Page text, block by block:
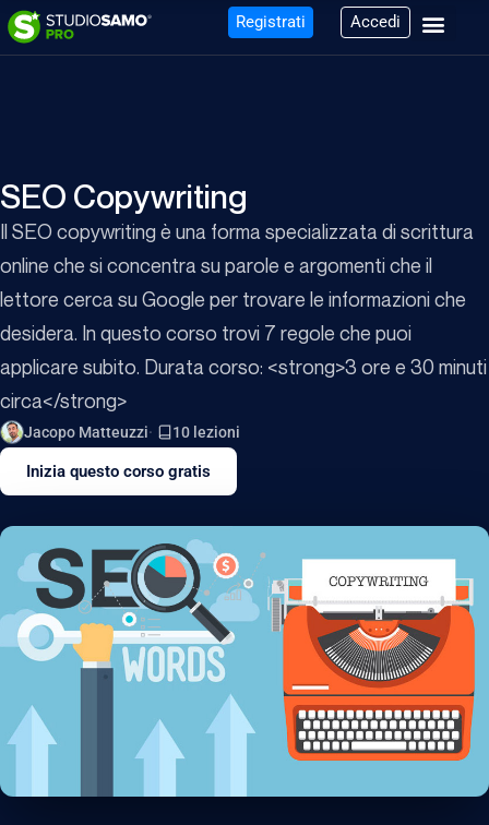
Registrati Accedi
SEO Copywriting
Il SEO copywriting è una forma specializzata di scrittura
online che si concentra su parole e argomenti che il
lettore cerca su Google per trovare le informazioni che
desidera. In questo corso trovi 7 regole che puoi
applicare subito. Durata corso: <strong>3 ore e 30 minuti
circa</strong>
Jacopo Matteuzzi 10 lezioni
Inizia questo corso gratis